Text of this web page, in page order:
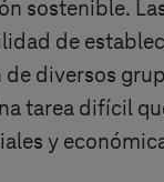
sostenible.
de
diversos
tarea difícil
y